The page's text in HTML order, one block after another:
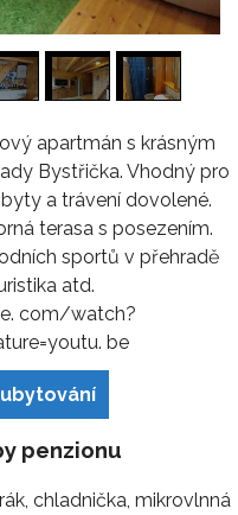
apartmán s krásným
Bystřička. Vhodný pro
a trávení dovolené.
terasa s posezením.
sportů v přehradě
atd.
com/watch?
be
penzionu
chladnička, mikrovlnná